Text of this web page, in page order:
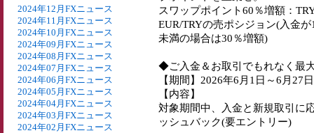
2024年12月FXニュース
2024年11月FXニュース
2024年10月FXニュース
2024年09月FXニュース
2024年08月FXニュース
2024年07月FXニュース
2024年06月FXニュース
2024年05月FXニュース
2024年04月FXニュース
2024年03月FXニュース
2024年02月FXニュース
スワップポイント60％増額：
EUR/TRYの売ポシジョン(入金
未満の場合は30％増額)
◆ご入金＆お取引でもれなく最
【期間】2026年6月1日～6月27日
【内容】
対象期間中、入金と新規取引に
ッシュバック(要エントリー)